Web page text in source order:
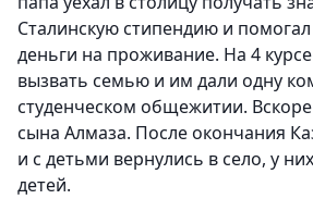
Сталинскую стипендию и
деньги на проживание. На 4
вызвать семью и им дали одну
студенческом общежитии.
сына Алмаза. После окончания
и с детьми вернулись в село, у
детей.